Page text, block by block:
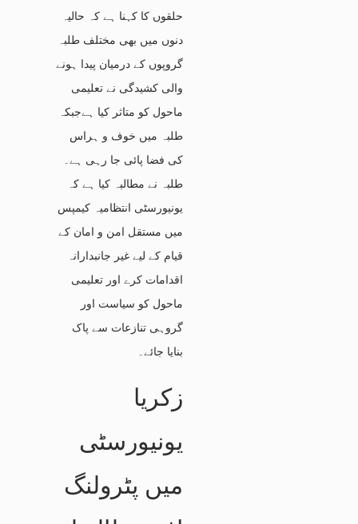
حلقوں کا کہنا ہے کہ حالیہ
دنوں میں بھی مختلف طلبہ
گروپوں کے درمیان پیدا ہونے
والی کشیدگی نے تعلیمی
ماحول کو متاثر کیا ہےجبکہ
طلبہ میں خوف و ہراس
کی فضا پائی جا رہی ہے۔
طلبہ نے مطالبہ کیا ہے کہ
یونیورسٹی انتظامیہ کیمپس
میں مستقل امن و امان کے
قیام کے لیے غیر جانبدارانہ
اقدامات کرے اور تعلیمی
ماحول کو سیاست اور
گروہی تنازعات سے پاک
بنایا جائے۔
زکریا
یونیورسٹی
میں پٹرولنگ